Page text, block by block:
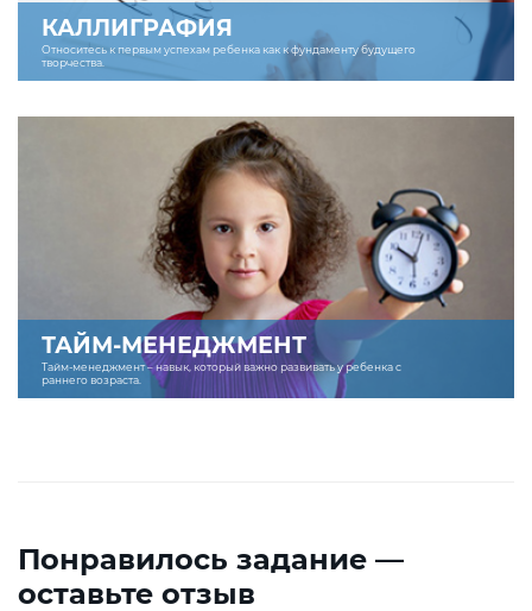
КАЛЛИГРАФИЯ
Относитесь к первым успехам ребенка как к фундаменту будущего
творчества.
ТАЙМ-МЕНЕДЖМЕНТ
Тайм-менеджмент – навык, который важно развивать у ребенка с
раннего возраста.
Понравилось задание —
оставьте отзыв